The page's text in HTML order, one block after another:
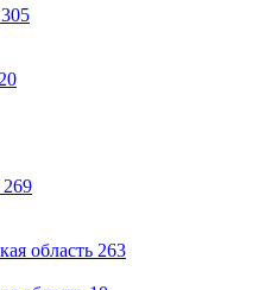
305
269
область 263